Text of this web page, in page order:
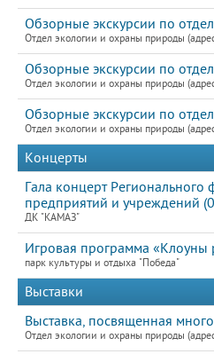
Обзорные экскурсии по
Отдел экологии и охраны природы
Обзорные экскурсии по
Отдел экологии и охраны природы
Обзорные экскурсии по
Отдел экологии и охраны природы
Концерты
Гала концерт Регионального
предприятий и учреждений
ДК "КАМАЗ"
Игровая программа «Клоуны
парк культуры и отдыха "Победа"
Выставки
Выставка, посвященная
Отдел экологии и охраны природы